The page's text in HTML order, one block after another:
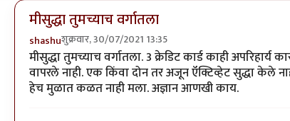
मीसुद्धा तुमच्याच वर्गातला
shashuशुक्रवार, 30/07/2021 13:35
In reply toग्रेट. आनंदाची गोष्ट !byचौथा कोनाडा
मीसुद्धा तुमच्याच वर्गातला. 3 क्रेडिट कार्ड काही
वापरले नाही. एक किंवा दोन तर अजून ऍक्टिव्हेट सुद्धा केले
हेच मुळात कळत नाही मला. अज्ञान आणखी काय.